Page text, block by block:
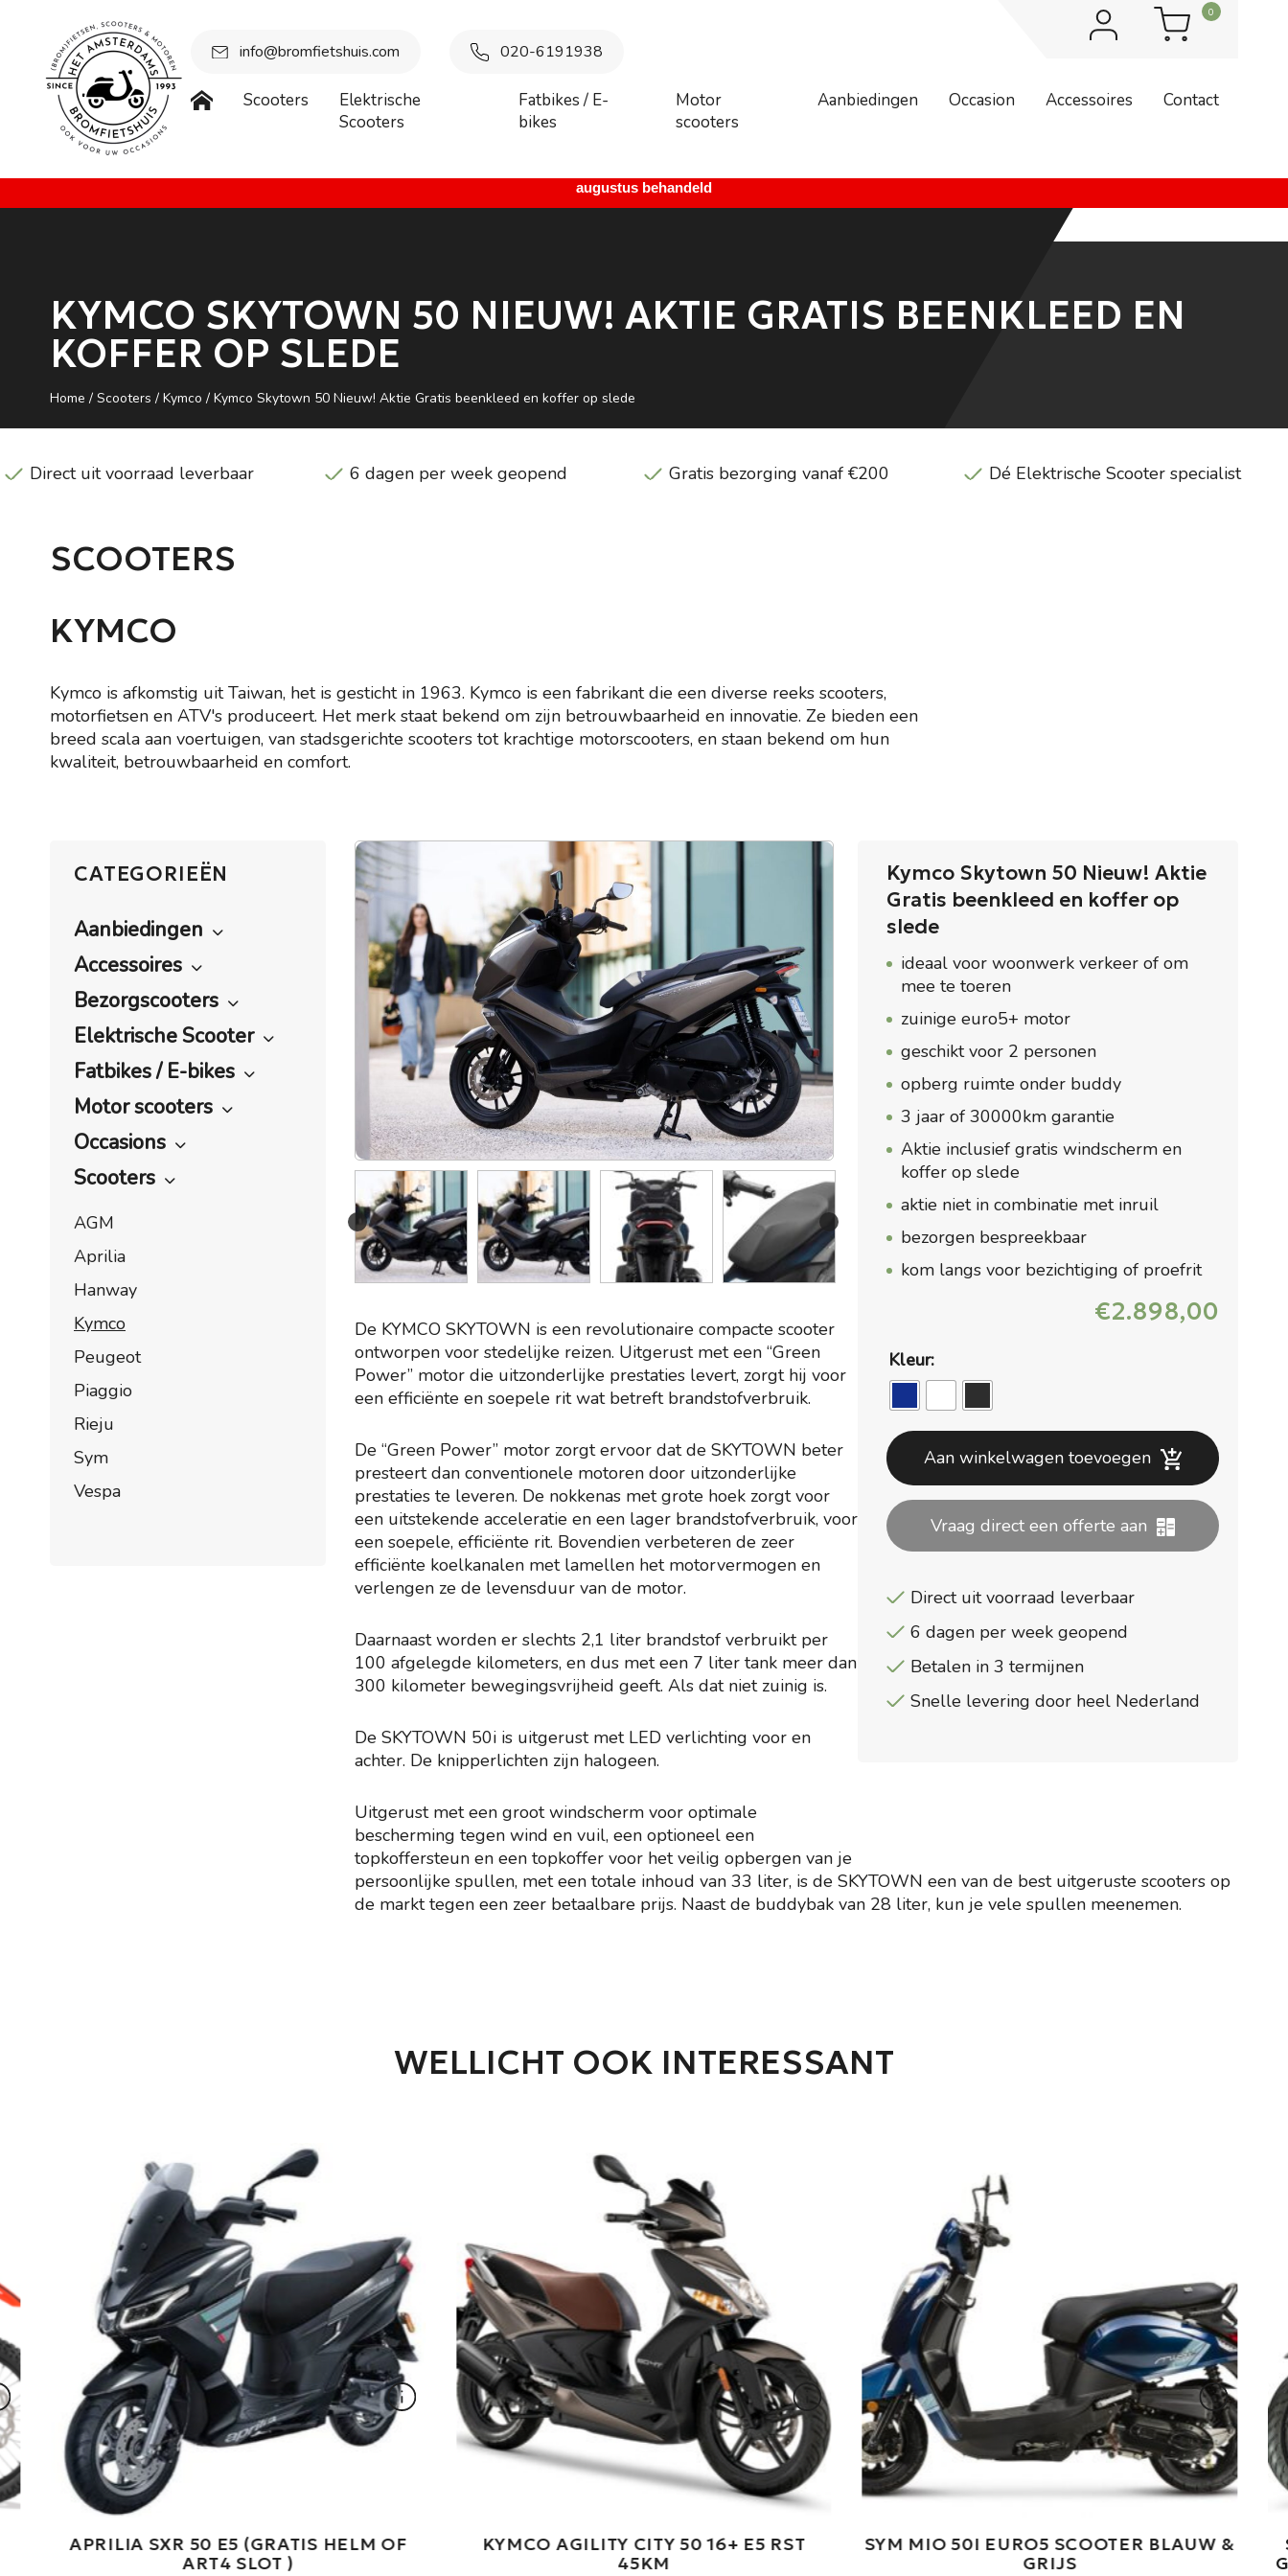
Beste bezoeker, wegens vakantie is onze winkel gesloten vanaf maandag 27 juli augustus t/m donderdag 6 augustus. Vanaf vrijdag 7 augustus zijn wij weer geopend. Bestellingen worden na 7
augustus behandeld
info@bromfietshuis.com 020-6191938
0
Scooters
Elektrische
Scooters
Fatbikes / E-
bikes
Motor
scooters
Aanbiedingen Occasion Accessoires Contact
KYMCO SKYTOWN 50 NIEUW! AKTIE GRATIS BEENKLEED EN
KOFFER OP SLEDE
Home / Scooters / Kymco / Kymco Skytown 50 Nieuw! Aktie Gratis beenkleed en koffer op slede
Direct uit voorraad leverbaar 6 dagen per week geopend Gratis bezorging vanaf €200 Dé Elektrische Scooter specialist
SCOOTERS
KYMCO
Kymco is afkomstig uit Taiwan, het is gesticht in 1963. Kymco is een fabrikant die een diverse reeks scooters,
motorfietsen en ATV's produceert. Het merk staat bekend om zijn betrouwbaarheid en innovatie. Ze bieden een
breed scala aan voertuigen, van stadsgerichte scooters tot krachtige motorscooters, en staan bekend om hun
kwaliteit, betrouwbaarheid en comfort.
CATEGORIEËN
Aanbiedingen
Accessoires
Bezorgscooters
Elektrische Scooter
Fatbikes / E-bikes
Motor scooters
Occasions
Scooters
AGM
Aprilia
Hanway
Kymco
Peugeot
Piaggio
Rieju
Sym
Vespa
Kymco Skytown 50 Nieuw! Aktie
Gratis beenkleed en koffer op
slede
ideaal voor woonwerk verkeer of om
mee te toeren
zuinige euro5+ motor
geschikt voor 2 personen
opberg ruimte onder buddy
3 jaar of 30000km garantie
Aktie inclusief gratis windscherm en
koffer op slede
aktie niet in combinatie met inruil
bezorgen bespreekbaar
kom langs voor bezichtiging of proefrit
€2.898,00
Kleur:
Aan winkelwagen toevoegen
Vraag direct een offerte aan
Direct uit voorraad leverbaar
6 dagen per week geopend
Betalen in 3 termijnen
Snelle levering door heel Nederland
De KYMCO SKYTOWN is een revolutionaire compacte scooter
ontworpen voor stedelijke reizen. Uitgerust met een “Green
Power” motor die uitzonderlijke prestaties levert, zorgt hij voor
een efficiënte en soepele rit wat betreft brandstofverbruik.
De “Green Power” motor zorgt ervoor dat de SKYTOWN beter
presteert dan conventionele motoren door uitzonderlijke
prestaties te leveren. De nokkenas met grote hoek zorgt voor
een uitstekende acceleratie en een lager brandstofverbruik, voor
een soepele, efficiënte rit. Bovendien verbeteren de zeer
efficiënte koelkanalen met lamellen het motorvermogen en
verlengen ze de levensduur van de motor.
Daarnaast worden er slechts 2,1 liter brandstof verbruikt per
100 afgelegde kilometers, en dus met een 7 liter tank meer dan
300 kilometer bewegingsvrijheid geeft. Als dat niet zuinig is.
De SKYTOWN 50i is uitgerust met LED verlichting voor en
achter. De knipperlichten zijn halogeen.
Uitgerust met een groot windscherm voor optimale
bescherming tegen wind en vuil, een optioneel een
topkoffersteun en een topkoffer voor het veilig opbergen van je
persoonlijke spullen, met een totale inhoud van 33 liter, is de SKYTOWN een van de best uitgeruste scooters op
de markt tegen een zeer betaalbare prijs. Naast de buddybak van 28 liter, kun je vele spullen meenemen.
WELLICHT OOK INTERESSANT
KYMCO AGILITY CITY 50 16+ E5 RST
45KM
SYM MIO 50I EURO5 SCOOTER BLAUW &
GRIJS
SYM SYMPHONY 50 ST EURO5 (AKTIE
GRATIS WINDSCHERM EN BEENKLEED)